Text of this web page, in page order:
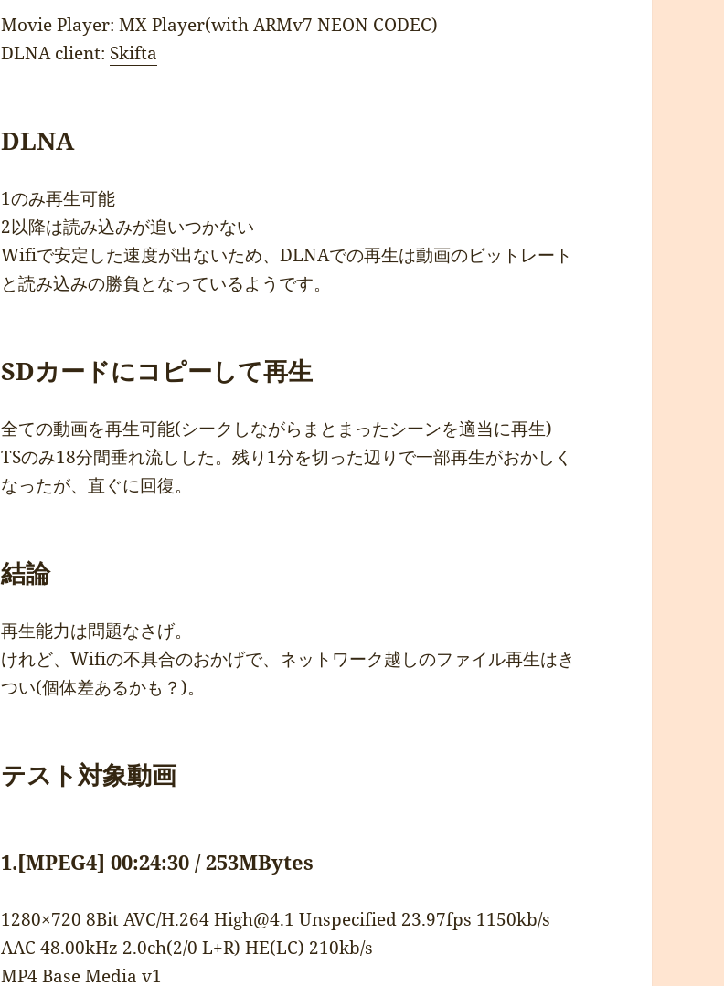
Movie Player:MX Player(with ARMv7 NEON CODEC)
DLNA client: Skifta
DLNA
1のみ再生可能
2以降は読み込みが追いつかない
Wifiで安定した速度が出ないため、DLNAでの再生は動画のビットレート
と読み込みの勝負となっているようです。
SDカードにコピーして再生
全ての動画を再生可能(シークしながらまとまったシーンを適当に再生)
TSのみ18分間垂れ流しした。残り1分を切った辺りで一部再生がおかしく
なったが、直ぐに回復。
結論
再生能力は問題なさげ。
けれど、Wifiの不具合のおかげで、ネットワーク越しのファイル再生はき
つい(個体差あるかも？)。
テスト対象動画
1.[MPEG4] 00:24:30 / 253MBytes
1280×720 8Bit AVC/H.264 High@4.1 Unspecified 23.97fps 1150kb/s
AAC 48.00kHz 2.0ch(2/0 L+R) HE(LC) 210kb/s
MP4 Base Media v1